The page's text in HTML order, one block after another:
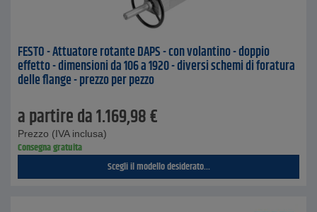
FESTO - Attuatore rotante DAPS - con volantino - doppio
effetto - dimensioni da 106 a 1920 - diversi schemi di foratura
delle flange - prezzo per pezzo
a partire da1.169,98€
Prezzo (IVA inclusa)
Consegna gratuita
Scegli il modello desiderato...